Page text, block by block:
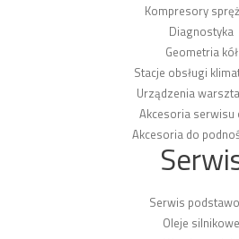
Kompresory
Diagnostyka
Geometria kół
Stacje obsługi
Urządzenia
Akcesoria serwisu
Akcesoria do
Serwis
Oleje silnikowe